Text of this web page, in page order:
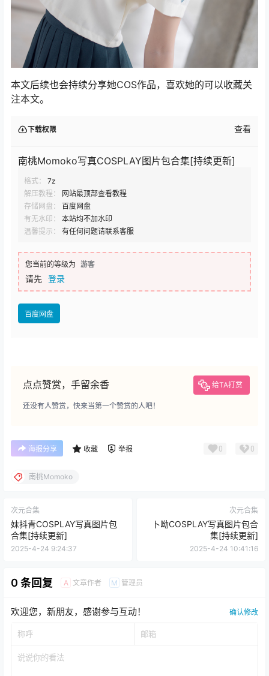
本文后续也会持续分享她COS作品，喜欢她的可以收藏关
注本文。
下载权限 查看
南桃Momoko写真COSPLAY图片包合集[持续更新]
格式：
7z
解压教程：
网站最顶部查看教程
存储网盘：
百度网盘
有无水印：
本站均不加水印
温馨提示：
有任何问题请联系客服
您当前的等级为 游客
请先 登录
百度网盘
点点赞赏，手留余香 给TA打赏
还没有人赞赏，快来当第一个赞赏的人吧！
海报分享 收藏 举报 0 0
南桃Momoko
次元合集
妹抖青COSPLAY写真图片包
合集[持续更新]
2025-4-24 9:24:37
次元合集
卜呦COSPLAY写真图片包合
集[持续更新]
2025-4-24 10:41:16
0 条回复 A 文章作者 M 管理员
欢迎您，新朋友，感谢参与互动！ 确认修改